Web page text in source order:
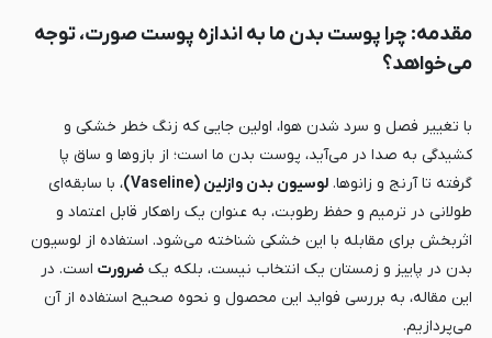
مقدمه: چرا پوست بدن ما به اندازه پوست صورت، توجه
می‌خواهد؟
با تغییر فصل و سرد شدن هوا، اولین جایی که زنگ خطر خشکی و
کشیدگی به صدا در می‌آید، پوست بدن ما است؛ از بازوها و ساق پا
گرفته تا آرنج و زانوها. لوسیون بدن وازلین (Vaseline)
، با سابقه‌ای
طولانی در ترمیم و حفظ رطوبت، به عنوان یک راهکار قابل اعتماد و
اثربخش برای مقابله با این خشکی شناخته می‌شود. استفاده از لوسیون
بدن در پاییز و زمستان یک انتخاب نیست، بلکه یک ضرورتاست. در
این مقاله، به بررسی فواید این محصول و نحوه صحیح استفاده از آن
می‌پردازیم.